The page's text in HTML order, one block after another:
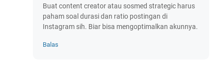
Buat content creator atau sosmed strategic harus
paham soal durasi dan ratio postingan di
Instagram sih. Biar bisa mengoptimalkan akunnya.
Balas